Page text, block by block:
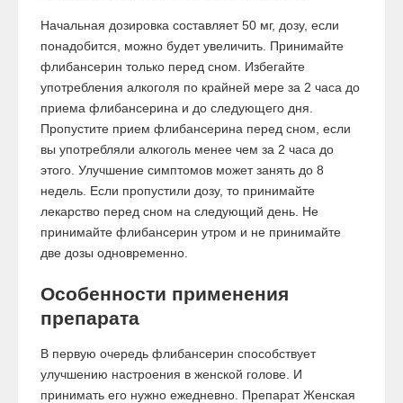
Начальная дозировка составляет 50 мг, дозу, если
понадобится, можно будет увеличить. Принимайте
флибансерин только перед сном. Избегайте
употребления алкоголя по крайней мере за 2 часа до
приема флибансерина и до следующего дня.
Пропустите прием флибансерина перед сном, если
вы употребляли алкоголь менее чем за 2 часа до
этого. Улучшение симптомов может занять до 8
недель. Если пропустили дозу, то принимайте
лекарство перед сном на следующий день. Не
принимайте флибансерин утром и не принимайте
две дозы одновременно.
Особенности применения
препарата
В первую очередь флибансерин способствует
улучшению настроения в женской голове. И
принимать его нужно ежедневно. Препарат Женская